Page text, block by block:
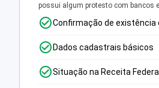
possui algum protesto com bancos
Confirmação de existência
Dados cadastrais básicos
Situação na Receita Federal